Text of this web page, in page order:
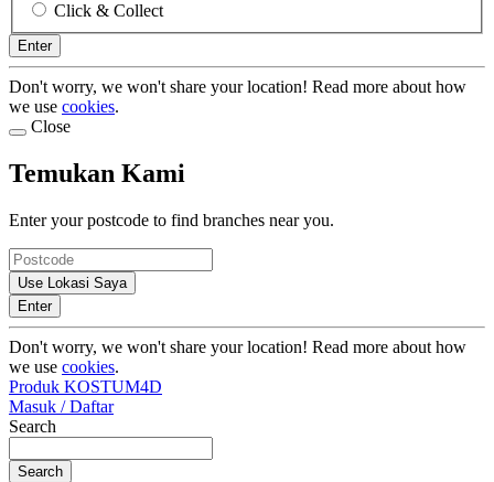
Click & Collect
Enter
Don't worry, we won't share your location! Read more about how
we use cookies.
Close
Temukan Kami
Enter your postcode to find branches near you.
Use Lokasi Saya
Enter
Don't worry, we won't share your location! Read more about how
we use cookies.
Produk KOSTUM4D
Masuk / Daftar
Search
Search